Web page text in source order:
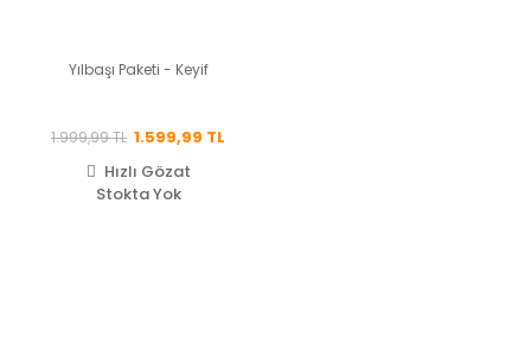
Yılbaşı Paketi - Keyif
1.999,99 TL 1.599,99 TL
Hızlı Gözat
Stokta Yok